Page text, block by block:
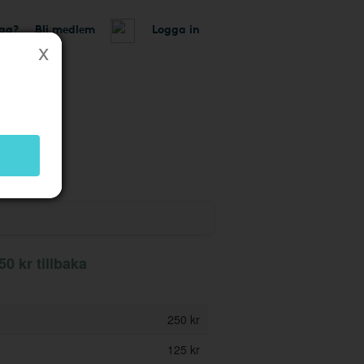
Bli medlem Logga in
kr tillbaka
250 kr
125 kr